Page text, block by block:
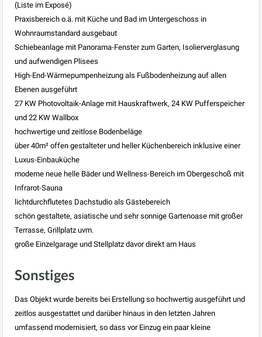
(Liste im Exposé)
Praxisbereich o.ä. mit Küche und Bad im Untergeschoss in
Wohnraumstandard ausgebaut
Schiebeanlage mit Panorama-Fenster zum Garten, Isolierverglasung
und aufwendigen Plisees
High-End-Wärmepumpenheizung als Fußbodenheizung auf allen
Ebenen ausgeführt
27 KW Photovoltaik-Anlage mit Hauskraftwerk, 24 KW Pufferspeicher
und 22 KW Wallbox
hochwertige und zeitlose Bodenbeläge
über 40m² offen gestalteter und heller Küchenbereich inklusive einer
Luxus-Einbauküche
moderne neue helle Bäder und Wellness-Bereich im Obergeschoß mit
Infrarot-Sauna
lichtdurchflutetes Dachstudio als Gästebereich
schön gestaltete, asiatische und sehr sonnige Gartenoase mit großer
Terrasse, Grillplatz uvm.
große Einzelgarage und Stellplatz davor direkt am Haus
Sonstiges
Das Objekt wurde bereits bei Erstellung so hochwertig ausgeführt und
zeitlos ausgestattet und darüber hinaus in den letzten Jahren
umfassend modernisiert, so dass vor Einzug ein paar kleine